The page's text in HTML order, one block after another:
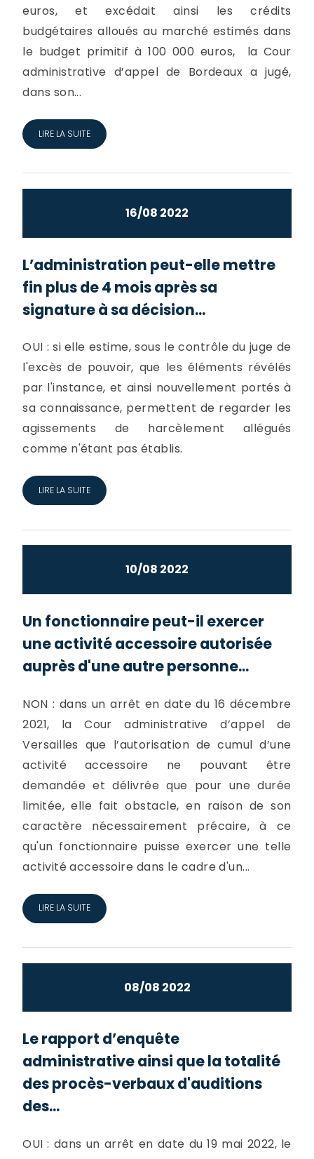
euros, et excédait ainsi les crédits
budgétaires alloués au marché estimés dans
le budget primitif à 100 000 euros, la Cour
administrative d’appel de Bordeaux a jugé,
dans son...
LIRE LA SUITE
16/08 2022
L’administration peut-elle mettre
fin plus de 4 mois après sa
signature à sa décision...
OUI : si elle estime, sous le contrôle du juge de
l'excès de pouvoir, que les éléments révélés
par l'instance, et ainsi nouvellement portés à
sa connaissance, permettent de regarder les
agissements de harcèlement allégués
comme n'étant pas établis.
LIRE LA SUITE
10/08 2022
Un fonctionnaire peut-il exercer
une activité accessoire autorisée
auprès d'une autre personne...
NON : dans un arrêt en date du 16 décembre
2021, la Cour administrative d’appel de
Versailles que l’autorisation de cumul d’une
activité accessoire ne pouvant être
demandée et délivrée que pour une durée
limitée, elle fait obstacle, en raison de son
caractère nécessairement précaire, à ce
qu'un fonctionnaire puisse exercer une telle
activité accessoire dans le cadre d'un...
LIRE LA SUITE
08/08 2022
Le rapport d’enquête
administrative ainsi que la totalité
des procès-verbaux d'auditions
des...
OUI : dans un arrêt en date du 19 mai 2022, le